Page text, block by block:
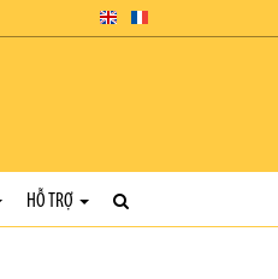
HỖ TRỢ